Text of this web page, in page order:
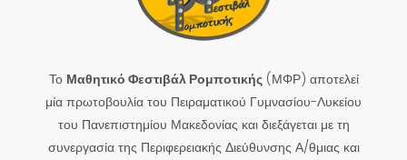
Το Μαθητικό Φεστιβάλ Ρομποτικής(ΜΦΡ) αποτελεί
μία πρωτοβουλία του Πειραματικού Γυμνασίου-Λυκείου
του Πανεπιστημίου Μακεδονίας και διεξάγεται με τη
συνεργασία της Περιφερειακής Διεύθυνσης Α/θμιας και